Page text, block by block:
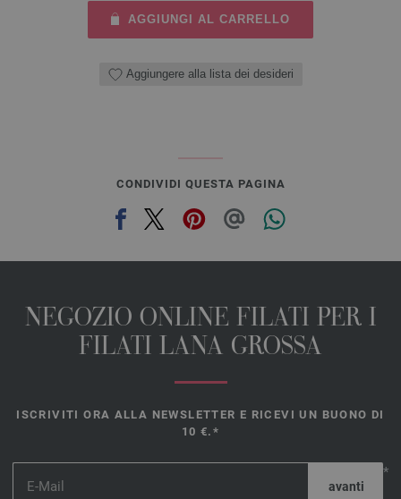
AGGIUNGI AL CARRELLO
Aggiungere alla lista dei desideri
CONDIVIDI QUESTA PAGINA
NEGOZIO ONLINE FILATI PER I
FILATI LANA GROSSA
ISCRIVITI ORA ALLA NEWSLETTER E RICEVI UN BUONO DI
10 €.*
*